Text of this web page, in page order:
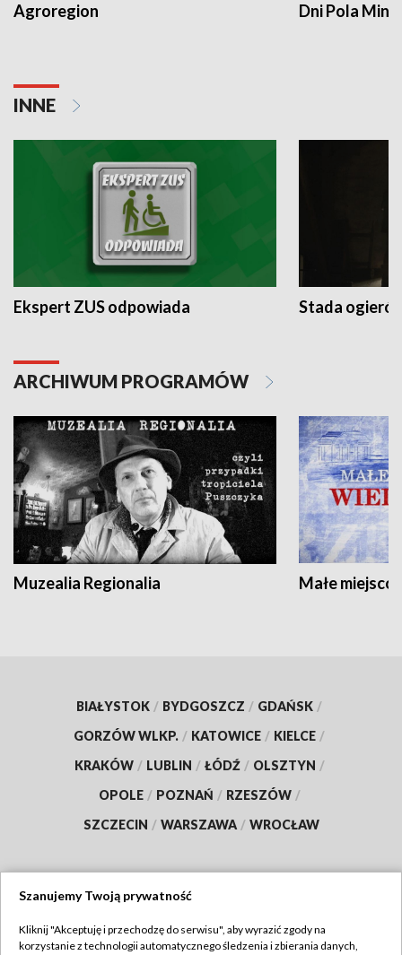
Agroregion Dni Pola
INNE
Ekspert ZUS odpowiada Stada
ARCHIWUM PROGRAMÓW
Muzealia Regionalia Małe
BIAŁYSTOK / BYDGOSZCZ / GDAŃSK /
GORZÓW WLKP. / KATOWICE / KIELCE /
KRAKÓW / LUBLIN / ŁÓDŹ / OLSZTYN /
OPOLE / POZNAŃ / RZESZÓW /
SZCZECIN / WARSZAWA / WROCŁAW
TVP
Szanujemy Twoją prywatność
Kliknij "Akceptuję i przechodzę do serwisu", aby wyrazić zgody na
korzystanie z technologii automatycznego śledzenia i zbierania danych,